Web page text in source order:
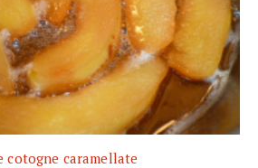
cotogne caramellate